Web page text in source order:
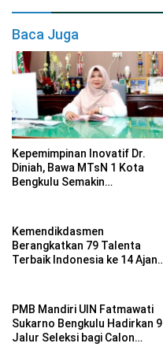
Baca Juga
Kepemimpinan Inovatif Dr.
Diniah, Bawa MTsN 1 Kota
Bengkulu Semakin
Kemendikdasmen
Berangkatkan 79 Talenta
Terbaik Indonesia ke 14 Ajang
PMB Mandiri UIN Fatmawati
Sukarno Bengkulu Hadirkan 9
Jalur Seleksi bagi Calon